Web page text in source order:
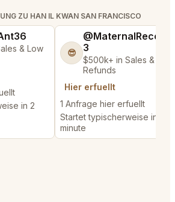
ZU HAN IL KWAN SAN FRANCISCO
& Low
in 2
😎
3
$500k+ in Sales & Low
Refunds
Hier erfuellt
1 Anfrage hier erfuellt
Startet typischerweise in 1
minute